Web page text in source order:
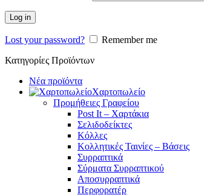
Log in
Lost your password?
Remember me
Κατηγορίες Προϊόντων
Νέα προϊόντα
Χαρτοπωλείο
Προμήθειες Γραφείου
Post It – Χαρτάκια
Σελιδοδείκτες
Κόλλες
Κολλητικές Ταινίες – Βάσεις
Συρραπτικά
Σύρματα Συρραπτικού
Αποσυρραπτικά
Περφορατέρ